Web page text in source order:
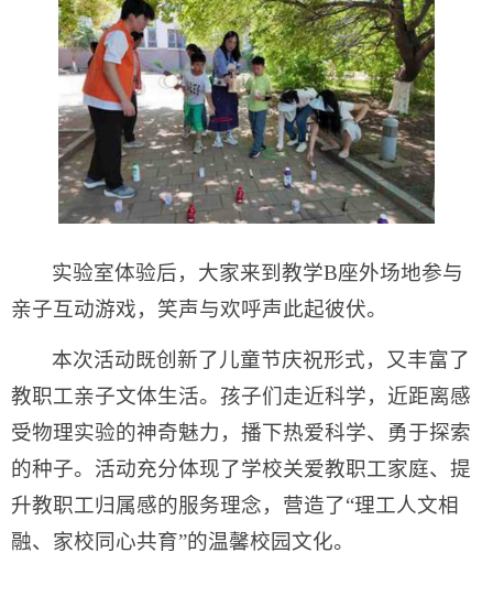
实验室体验后，大家来到教学B座外场地参与
亲子互动游戏，笑声与欢呼声此起彼伏。
本次活动既创新了儿童节庆祝形式，又丰富了
教职工亲子文体生活。孩子们走近科学，近距离感
受物理实验的神奇魅力，播下热爱科学、勇于探索
的种子。活动充分体现了学校关爱教职工家庭、提
升教职工归属感的服务理念，营造了“理工人文相
融、家校同心共育”的温馨校园文化。